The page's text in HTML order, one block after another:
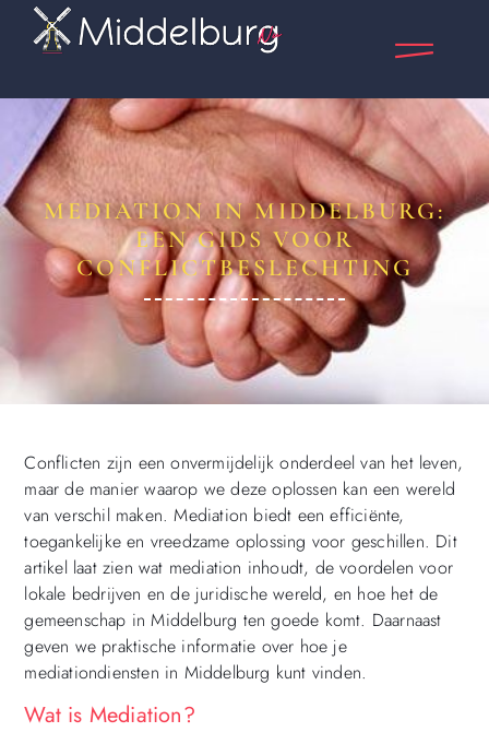
MEDIATION IN MIDDELBURG:
EEN GIDS VOOR
CONFLICTBESLECHTING
Conflicten zijn een onvermijdelijk onderdeel van het leven,
maar de manier waarop we deze oplossen kan een wereld
van verschil maken. Mediation biedt een efficiënte,
toegankelijke en vreedzame oplossing voor geschillen. Dit
artikel laat zien wat mediation inhoudt, de voordelen voor
lokale bedrijven en de juridische wereld, en hoe het de
gemeenschap in Middelburg ten goede komt. Daarnaast
geven we praktische informatie over hoe je
mediationdiensten in Middelburg kunt vinden.
Wat is Mediation?